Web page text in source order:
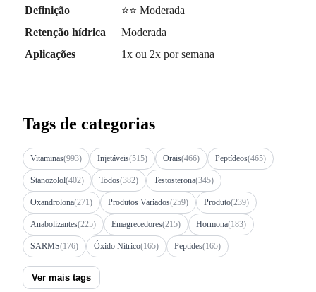
Definição
⭐⭐ Moderada
Retenção hídrica
Moderada
Aplicações
1x ou 2x por semana
Tags de categorias
Vitaminas(993) Injetáveis(515) Orais(466) Peptídeos(465)
Stanozolol(402) Todos(382) Testosterona(345)
Oxandrolona(271) Produtos Variados(259) Produto(239)
Anabolizantes(225) Emagrecedores(215) Hormona(183)
SARMS(176) Óxido Nítrico(165) Peptides(165)
Ver mais tags